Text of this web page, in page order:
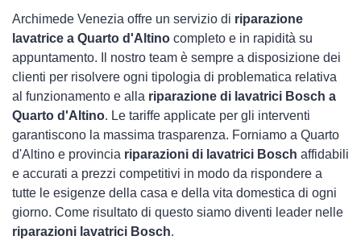
Archimede Venezia offre un servizio di riparazione
lavatrice a Quarto d'Altino completo e in rapidità su
appuntamento. Il nostro team è sempre a disposizione dei
clienti per risolvere ogni tipologia di problematica relativa
al funzionamento e alla riparazione di lavatrici Bosch a
Quarto d'Altino. Le tariffe applicate per gli interventi
garantiscono la massima trasparenza. Forniamo a Quarto
d'Altino e provincia riparazioni di lavatrici Bosch affidabili
e accurati a prezzi competitivi in modo da rispondere a
tutte le esigenze della casa e della vita domestica di ogni
giorno. Come risultato di questo siamo diventi leader nelle
riparazioni lavatrici Bosch.